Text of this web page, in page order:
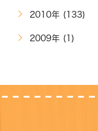
2010年 (133)
2009年 (1)